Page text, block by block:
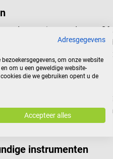
tandverzorgingsproducten.
wij hebben wat u nodig
speciaal ontwikkeld
Shop?
klantenservice
We bieden ook speciale
instrumenten
Adresgegevens
om onze website
om u een geweldige website-
die we gebruiken opent u de
Accepteer alles